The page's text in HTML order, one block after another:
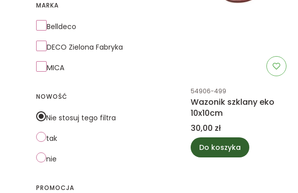
MARKA
Marka
Belldeco
DECO Zielona Fabryka
MICA
NOWOŚĆ
Nie stosuj tego filtra
tak
nie
PROMOCJA
Kod produktu
54906-499
Wazonik szklany eko
10x10cm
Cena
30,00 zł
Do koszyka